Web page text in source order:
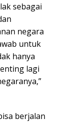
sebagai
negara
untuk
hanya
lagi
berjalan